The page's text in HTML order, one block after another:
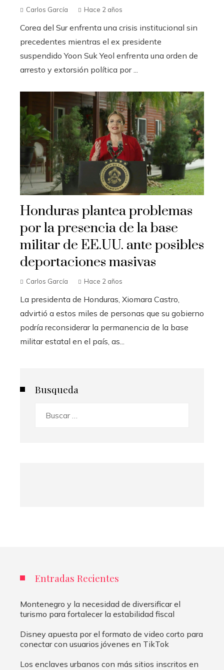
Carlos García Hace 2 años
Corea del Sur enfrenta una crisis institucional sin
precedentes mientras el ex presidente
suspendido Yoon Suk Yeol enfrenta una orden de
arresto y extorsión política por ...
Honduras plantea problemas
por la presencia de la base
militar de EE.UU. ante posibles
deportaciones masivas
Carlos García Hace 2 años
La presidenta de Honduras, Xiomara Castro,
advirtió a estos miles de personas que su gobierno
podría reconsiderar la permanencia de la base
militar estatal en el país, as...
Busqueda
Entradas Recientes
Montenegro y la necesidad de diversificar el
turismo para fortalecer la estabilidad fiscal
Disney apuesta por el formato de video corto para
conectar con usuarios jóvenes en TikTok
Los enclaves urbanos con más sitios inscritos en